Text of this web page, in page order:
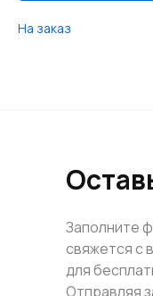
На заказ
Заполните
свяжется с
для
Отправляя